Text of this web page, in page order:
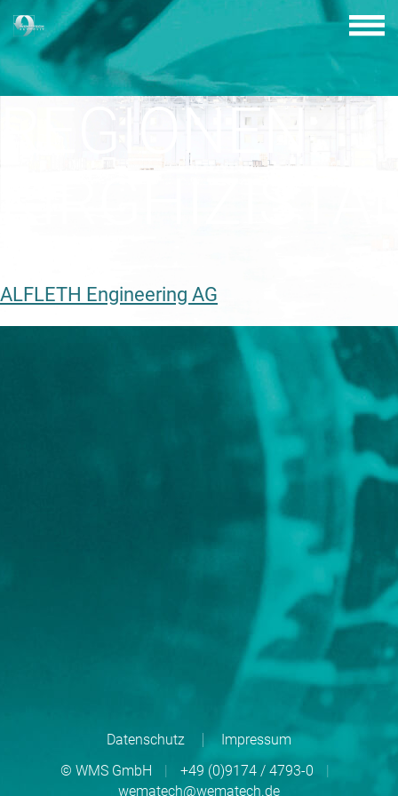
content
REGIONEN:
ALFLETH Engineering AG
Datenschutz
Impressum
© WMS GmbH
| +49 (0)9174 / 4793-0
|
wematech@wematech.de